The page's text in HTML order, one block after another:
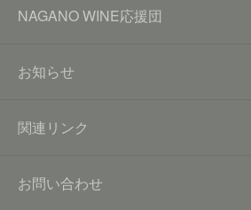
NAGANO WINE応援団
お知らせ
関連リンク
お問い合わせ